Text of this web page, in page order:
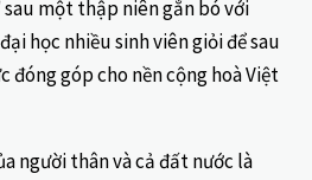
một thập niên gắn bó với
học nhiều sinh viên giỏi để sau
góp cho nền cộng hoà Việt
người thân và cả đất nước là